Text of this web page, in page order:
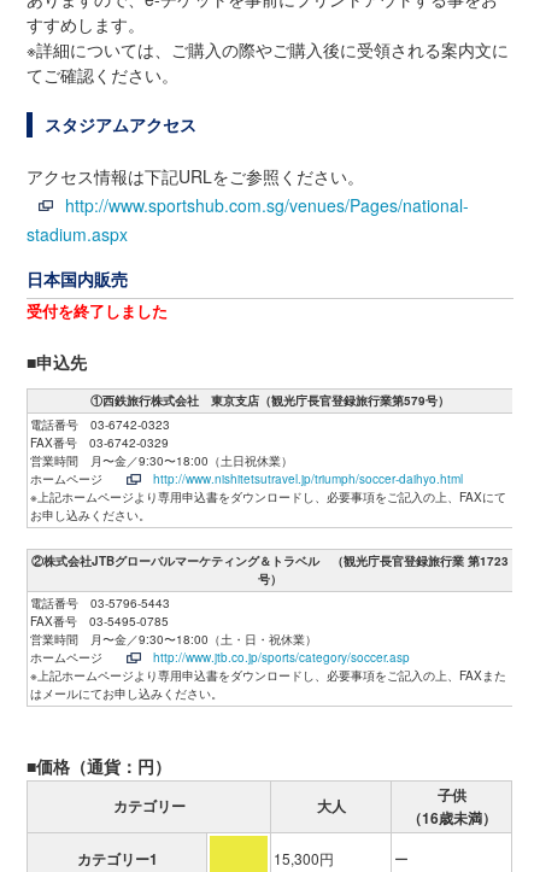
すすめします。
※詳細については、ご購入の際やご購入後に受領される案内文に
てご確認ください。
スタジアムアクセス
アクセス情報は下記URLをご参照ください。
http://www.sportshub.com.sg/venues/Pages/national-
stadium.aspx
日本国内販売
受付を終了しました
■申込先
①西鉄旅行株式会社 東京支店（観光庁長官登録旅行業第579号）
電話番号 03-6742-0323
FAX番号 03-6742-0329
営業時間 月〜金／9:30〜18:00（土日祝休業）
ホームページ
http://www.nishitetsutravel.jp/triumph/soccer-daihyo.html
※上記ホームページより専用申込書をダウンロードし、必要事項をご記入の上、FAXにて
お申し込みください。
②株式会社JTBグローバルマーケティング＆トラベル （観光庁長官登録旅行業 第1723
号）
電話番号 03-5796-5443
FAX番号 03-5495-0785
営業時間 月〜金／9:30〜18:00（土・日・祝休業）
ホームページ
http://www.jtb.co.jp/sports/category/soccer.asp
※上記ホームページより専用申込書をダウンロードし、必要事項をご記入の上、FAXまた
はメールにてお申し込みください。
■価格（通貨：円）
カテゴリー 大人
子供
（16歳未満）
カテゴリー1
15,300円 ー